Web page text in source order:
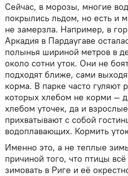
Сейчас, в морозы, многие
покрылись льдом, но есть и
не замерзла. Например, в
Аркадия в Пардаугаве
полынья шириной метров в
около сотни уток. Они не
подходят ближе, сами
корма. В парке часто гуляют
которых хлебом не корми —
хлебом уточек, да и
прихватывают с собой
водоплавающих. Кормить
Именно это, а не теплые
причиной того, что птицы
зимовать в Риге и её